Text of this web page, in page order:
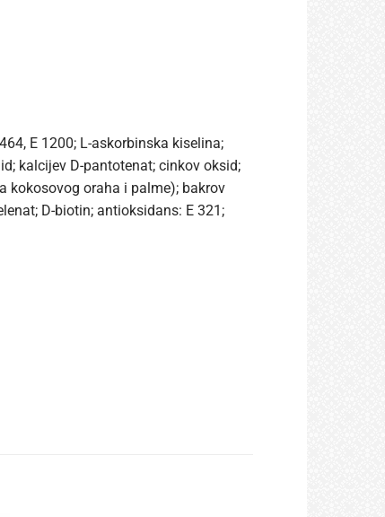
E 1200; L-askorbinska kiselina;
kalcijev D-pantotenat; cinkov oksid;
kokosovog oraha i palme); bakrov
D-biotin; antioksidans: E 321;